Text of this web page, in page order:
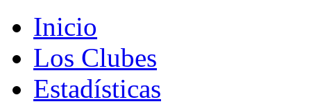
Inicio
Los Clubes
Estadísticas